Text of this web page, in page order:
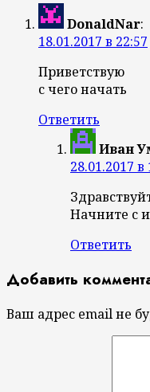
DonaldNar:
18.01.2017 в 22:57
Приветствую
с чего начать
Ответить
Иван
28.01.2017 в
Начните с
Ответить
Добавить
Ваш адрес email не